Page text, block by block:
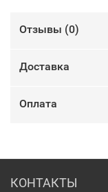
Отзывы (0)
Доставка
Оплата
КОНТАКТЫ